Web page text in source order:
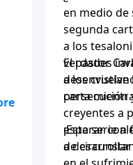
en medio de
segunda
a los
verdades
a los
persecución
El pastor
carta
creyentes a
esperar con
de
¡Esta serie
a